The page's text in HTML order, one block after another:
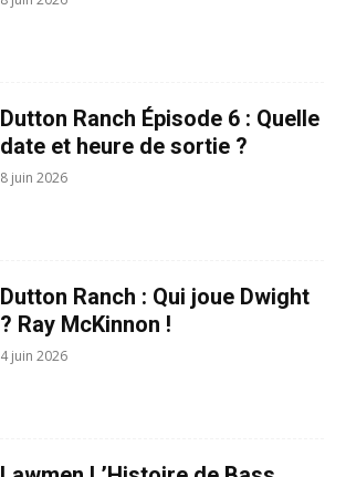
Dutton Ranch Épisode 6 : Quelle
date et heure de sortie ?
8 juin 2026
Dutton Ranch : Qui joue Dwight
? Ray McKinnon !
4 juin 2026